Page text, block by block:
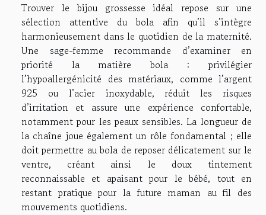
Trouver le bijou grossesse idéal repose sur une
sélection attentive du bola afin qu’il s’intègre
harmonieusement dans le quotidien de la maternité.
Une sage-femme recommande d’examiner en
priorité la matière bola : privilégier
l’hypoallergénicité des matériaux, comme l’argent
925 ou l’acier inoxydable, réduit les risques
d’irritation et assure une expérience confortable,
notamment pour les peaux sensibles. La longueur de
la chaîne joue également un rôle fondamental ; elle
doit permettre au bola de reposer délicatement sur le
ventre, créant ainsi le doux tintement
reconnaissable et apaisant pour le bébé, tout en
restant pratique pour la future maman au fil des
mouvements quotidiens.